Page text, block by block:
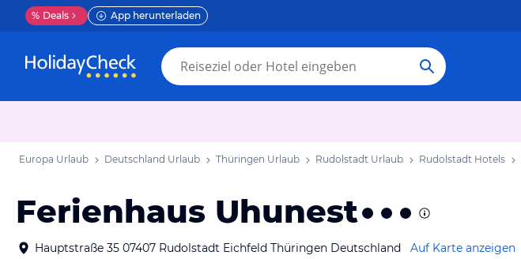
% Deals App herunterladen
Europa Urlaub Deutschland Urlaub Thüringen Urlaub Rudolstadt Urlaub Rudolstadt Hotels
Ferienhaus Uhunest
Hauptstraße 35 07407 Rudolstadt Eichfeld Thüringen Deutschland Auf Karte anzeigen